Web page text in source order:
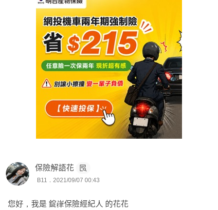
保險解語花
B11．2021/09/07 00:43
您好，我是 錠嵂保險經紀人 的花花